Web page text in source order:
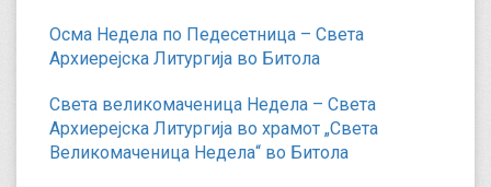
Осма Недела по Педесетница – Света
Архиерејска Литургија во Битола
Света великомаченица Недела – Света
Архиерејска Литургија во храмот „Света
Великомаченица Недела“ во Битола